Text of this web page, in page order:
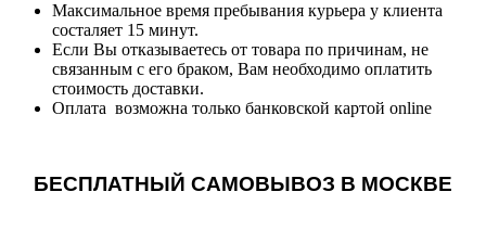
Максимальное время пребывания курьера у клиента
состаляет 15 минут.
Если Вы отказываетесь от товара по причинам, не
связанным с его браком, Вам необходимо оплатить
стоимость доставки.
Оплата возможна только банковской картой online
БЕСПЛАТНЫЙ САМОВЫВОЗ В МОСКВЕ